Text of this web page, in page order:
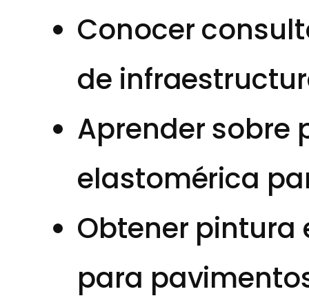
Conocer
de
Aprender sobre
elastomérica
Obtener
para